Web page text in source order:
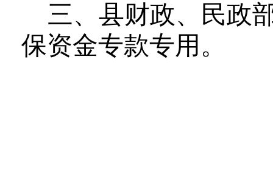
三、县财政、民政
保资金专款专用。